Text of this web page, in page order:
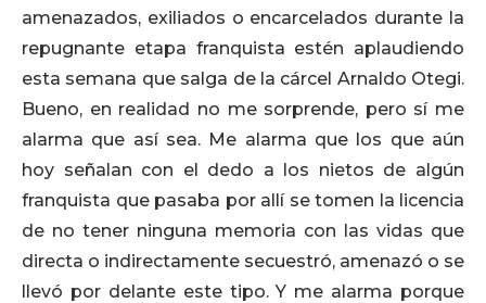
amenazados, exiliados o encarcelados durante la
repugnante etapa franquista estén aplaudiendo
esta semana que salga de la cárcel Arnaldo Otegi.
Bueno, en realidad no me sorprende, pero sí me
alarma que así sea. Me alarma que los que aún
hoy señalan con el dedo a los nietos de algún
franquista que pasaba por allí se tomen la licencia
de no tener ninguna memoria con las vidas que
directa o indirectamente secuestró, amenazó o se
llevó por delante este tipo. Y me alarma porque